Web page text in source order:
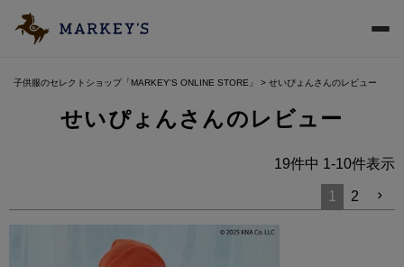
子供服のセレクトショップ「MARKEY'S ONLINE STORE」 せいぴょんさんのレビュー
せいぴょんさんのレビュー
19件中 1-10件表示
1 2